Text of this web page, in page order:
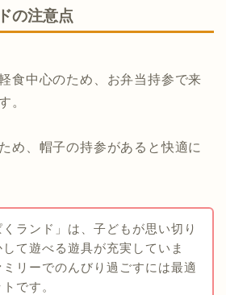
の注意点
食中心のため、お弁当持参で来
。
め、帽子の持参があると快適に
くランド」は、子どもが思い切り
て遊べる遊具が充実していま
リーでのんびり過ごすには最適
です。​